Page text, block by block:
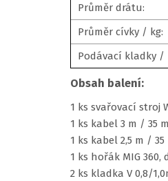
Průměr drátu:
Průměr cívky / kg:
Podávací kladky /
Obsah balení:
1 ks svařovací stroj
1 ks kabel 3 m / 35
1 ks kabel 2,5 m / 35
1 ks hořák MIG 360,
2 ks kladka V 0,8/